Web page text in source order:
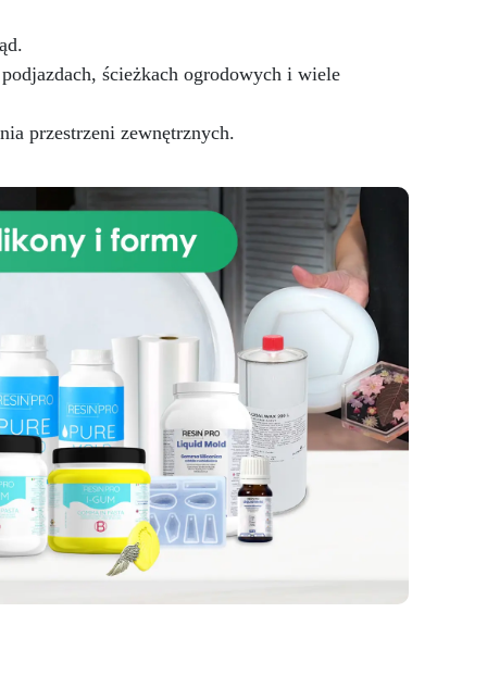
silikonu został zaprojektowany
do wielokrotnego użytku, co
ekologicznym wyborem w
do zastosowań artystycznych:
dzięki swojej formie i
materiałowi z silikonu, pędzel
jest idealny do nakładania żywic
na powierzchnie artystyczne z
dekoracjami, zapewniając
Odpowiedni do impregnacji
drewna i innych porowatych
podłoży: pędzel z silikonu
zapewnia równomierne i
precyzyjne nakładanie.
Łatwy
w czyszczeniu: pędzel z silikonu
łatwo czyści się ciepłą wodą i
mydłem, co sprawia, że jest
łatwy w utrzymaniu w
doskonałym stanie. Jeśli chcesz
ścieżkach ogrodowych i wiele
przestrzeni zewnętrznych.